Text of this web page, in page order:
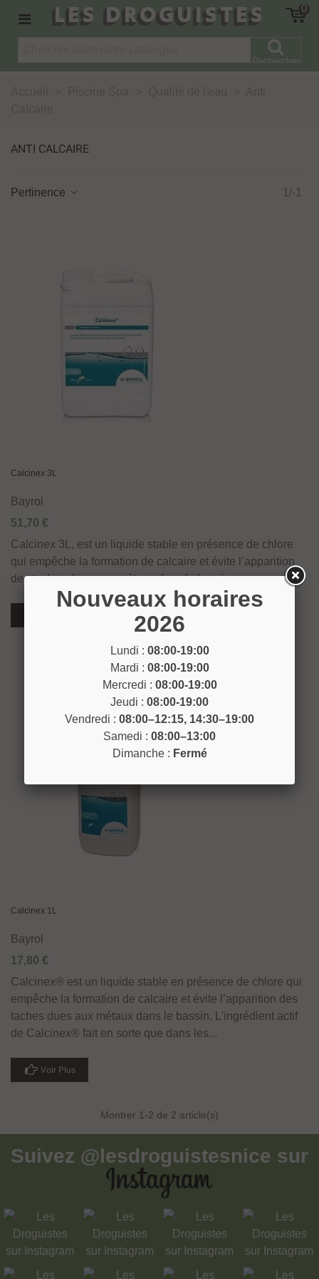
LES DROGUISTES 0
Rechercher
ANTI CALCAIRE
Pertinence 1/-1
Calcinex 3L
Bayrol
51,70 €
Calcinex 3L, est un liquide stable en présence de chlore
qui empêche la formation de calcaire et évite l’apparition
des taches dues aux métaux dans le bassin.
Calcinex 1L
Bayrol
17,80 €
Calcinex® est un liquide stable en présence de chlore qui
empêche la formation de calcaire et évite l’apparition des
taches dues aux métaux dans le bassin. L'ingrédient actif
de Calcinex® fait en sorte que dans les...
Voir Plus
Montrer 1 -2 de 2 article(s)
Suivez @lesdroguistesnice sur
Nouveaux horaires
2026
Lundi : 08:00-19:00
Mardi : 08:00-19:00
Mercredi : 08:00-19:00
Jeudi : 08:00-19:00
Vendredi : 08:00–12:15, 14:30–19:00
Samedi : 08:00–13:00
Dimanche : Fermé